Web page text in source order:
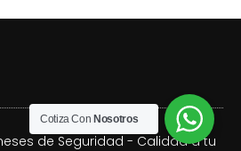
de Seguridad - Calidad a tu
Cotiza Con Nosotros